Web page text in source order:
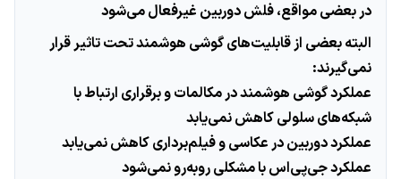
در بعضی مواقع، فلش دوربین غیرفعال می‌شود
البته بعضی از قابلیت‌های گوشی هوشمند تحت تاثیر قرار
نمی‌گیرند:
عملکرد گوشی هوشمند در مکالمات و برقراری ارتباط با
شبکه‌های سلولی کاهش نمی‌یابد
عملکرد دوربین در عکاسی و فیلم‌برداری کاهش نمی‌یابد
عملکرد جی‌پی‌اس با مشکلی روبه‌رو نمی‌شود